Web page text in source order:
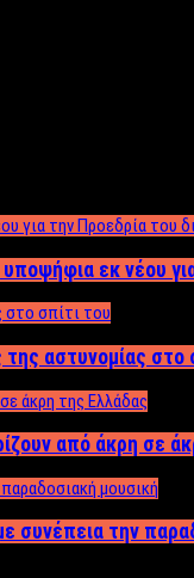
εκ νέου
αστυνομίας στο
από άκρη σε
συνέπεια την